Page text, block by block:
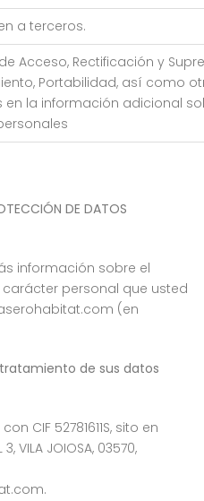
a terceros.
Acceso, Rectificación y
Portabilidad, así como
en la información adicional
DE DATOS
información sobre el
personal que usted
(en
de sus datos
con CIF 52781611S, sito en
3, VILA JOIOSA, 03570,